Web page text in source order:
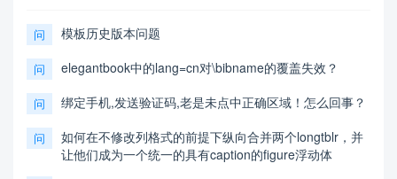
问 模板历史版本问题
问 elegantbook中的lang=cn对\bibname的覆盖失效？
问 绑定手机,发送验证码,老是未点中正确区域！怎么回事？
问
如何在不修改列格式的前提下纵向合并两个longtblr，并
让他们成为一个统一的具有caption的figure浮动体